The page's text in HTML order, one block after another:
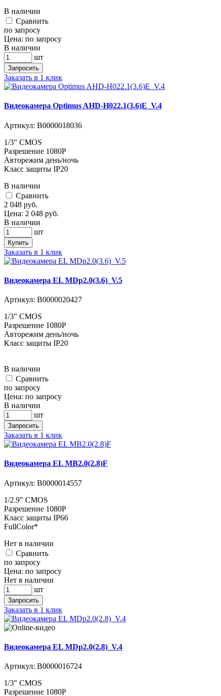
В наличии
Cравнить
по запросу
Цена: по запросу
В наличии
шт
Запросить
Заказать в 1 клик
Видеокамера Optimus AHD-H022.1(3.6)E_V.4
Артикул: В0000018036
1/3" CMOS
Разрешение 1080P
Авторежим день/ночь
Класс защиты IP20
В наличии
Cравнить
2 048 руб.
Цена: 2 048 руб.
В наличии
шт
Купить
Заказать в 1 клик
Видеокамера EL MDp2.0(3.6)_V.5
Артикул: В0000020427
1/3" CMOS
Разрешение 1080P
Авторежим день/ночь
Класс защиты IP20
В наличии
Cравнить
по запросу
Цена: по запросу
В наличии
шт
Запросить
Заказать в 1 клик
Видеокамера EL MB2.0(2.8)F
Артикул: В0000014557
1/2.9" CMOS
Разрешение 1080P
Класс защиты IP66
FullColor*
Нет в наличии
Cравнить
по запросу
Цена: по запросу
Нет в наличии
шт
Запросить
Заказать в 1 клик
Видеокамера EL MDp2.0(2.8)_V.4
Артикул: В0000016724
1/3" CMOS
Разрешение 1080P